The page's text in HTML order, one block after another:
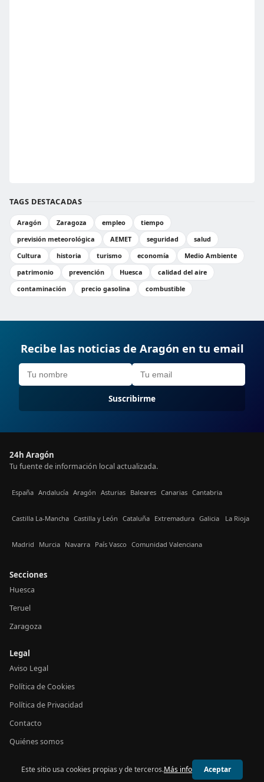
TAGS DESTACADAS
Aragón Zaragoza empleo
tiempo
previsión meteorológica
AEMET seguridad
salud
Cultura
historia turismo economía
Medio Ambiente
patrimonio
prevención Huesca
calidad del aire
contaminación
precio gasolina combustible
Recibe las noticias de Aragón en tu email
Suscribirme
24h Aragón
Tu fuente de información local actualizada.
España Andalucía Aragón Asturias Baleares Canarias Cantabria
Castilla La-Mancha Castilla y León Cataluña Extremadura Galicia La Rioja
Madrid Murcia Navarra País Vasco Comunidad Valenciana
Secciones
Huesca
Teruel
Zaragoza
Legal
Aviso Legal
Política de Cookies
Política de Privacidad
Contacto
Quiénes somos
© 2026 24h Aragón
Este sitio usa cookies propias y de terceros.Más info Aceptar